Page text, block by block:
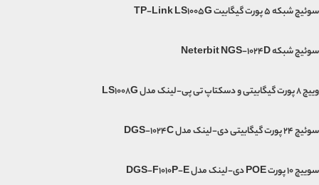
سوئیچ شبکه 5 پورت گیگابیت TP-Link LS1005G
سوئیچ شبکه Neterbit NGS-1024D
وییچ 8 پورت گیگابیتی و دسکتاپ تی پی-لینک مدل LS1008G
سوئیچ 24 پورت گیگابیتی دی-لینک مدل DGS-1024C
سوییچ 10 پورت POE دی-لینک مدل DGS-F1010P-E